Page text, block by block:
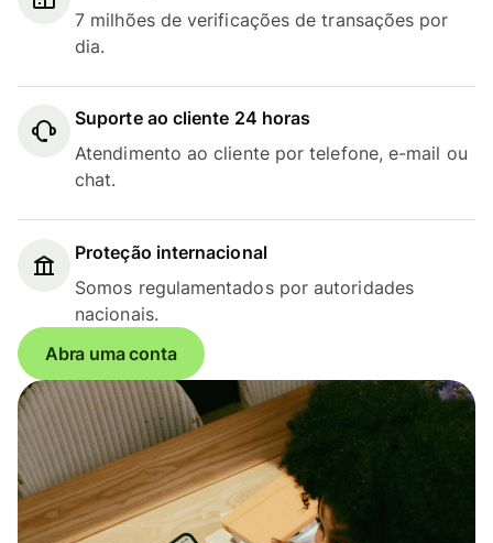
7 milhões de verificações de transações por
dia.
Suporte ao cliente 24 horas
Atendimento ao cliente por telefone, e-mail ou
chat.
Proteção internacional
Somos regulamentados por autoridades
nacionais.
Abra uma conta